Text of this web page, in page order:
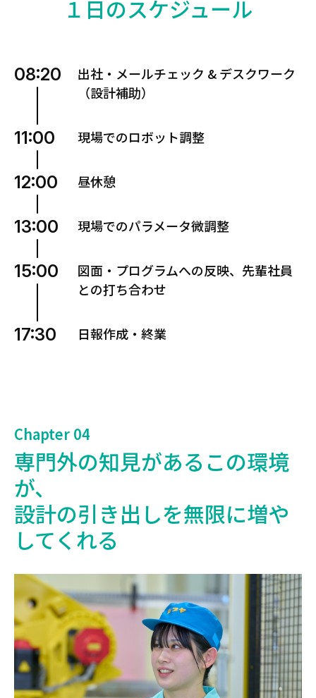
１日のスケジュール
08:20
出社・メールチェック & デスクワーク
（設計補助）
11:00 現場でのロボット調整
12:00 昼休憩
13:00 現場でのパラメータ微調整
15:00
図面・プログラムへの反映、先輩社員
との打ち合わせ
17:30 日報作成・終業
Chapter 04
専門外の知見があるこの環境
が、
設計の引き出しを無限に増や
してくれる